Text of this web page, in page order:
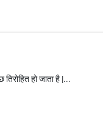
हो जाता है |...